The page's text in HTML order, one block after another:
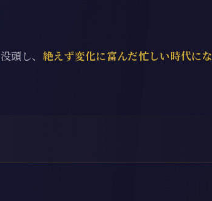
頭し、 絶えず変化に富んだ忙しい時代にな